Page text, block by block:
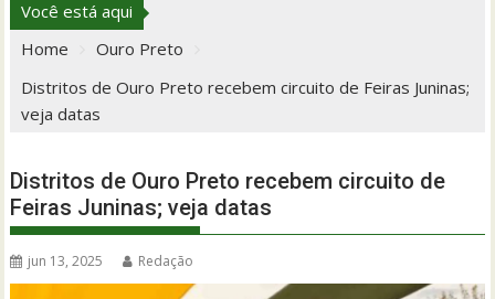
Você está aqui
Home
Ouro Preto
Distritos de Ouro Preto recebem circuito de Feiras Juninas;
veja datas
Distritos de Ouro Preto recebem circuito de
Feiras Juninas; veja datas
jun 13, 2025 Redação